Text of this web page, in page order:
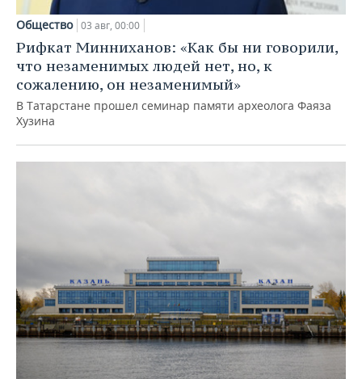
Общество 03 авг, 00:00
Рифкат Минниханов: «Как бы ни говорили,
что незаменимых людей нет, но, к
сожалению, он незаменимый»
В Татарстане прошел семинар памяти археолога Фаяза
Хузина